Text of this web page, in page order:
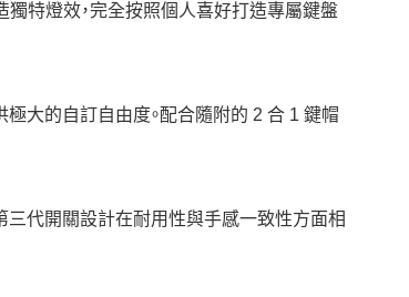
特燈效，完全按照個人喜好打造專屬鍵盤
大的自訂自由度。配合隨附的 2 合 1 鍵帽
三代開關設計在耐用性與手感一致性方面相